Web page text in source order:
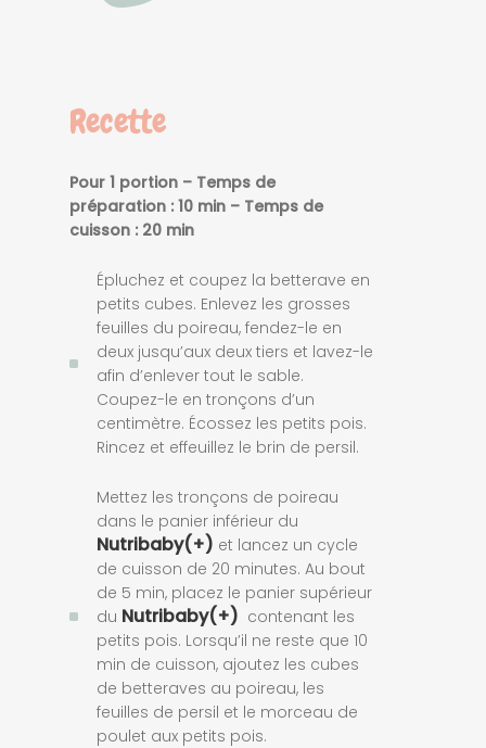
Recette
Pour 1 portion – Temps de
préparation : 10 min – Temps de
cuisson : 20 min
Épluchez et coupez la betterave en
petits cubes. Enlevez les grosses
feuilles du poireau, fendez-le en
deux jusqu’aux deux tiers et lavez-le
afin d’enlever tout le sable.
Coupez-le en tronçons d’un
centimètre. Écossez les petits pois.
Rincez et effeuillez le brin de persil.
Mettez les tronçons de poireau
dans le panier inférieur du
Nutribaby(+) et lancez un cycle
de cuisson de 20 minutes. Au bout
de 5 min, placez le panier supérieur
du Nutribaby(+) contenant les
petits pois. Lorsqu’il ne reste que 10
min de cuisson, ajoutez les cubes
de betteraves au poireau, les
feuilles de persil et le morceau de
poulet aux petits pois.